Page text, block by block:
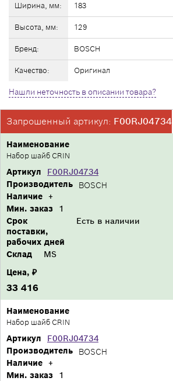
Ширина, мм: 183
Высота, мм: 129
Бренд: BOSCH
Качество: Оригинал
Нашли неточность в описании товара?
Запрошенный артикул: F00RJ04734
Производитель BOSCH
Артикул F00RJ04734
Наименование
Набор шайб CRIN
Наличие +
Мин. заказ
1
Срок
поставки,
рабочих дней
Есть в наличии
Склад
MS
Цена, ₽
33 416
Производитель BOSCH
Артикул F00RJ04734
Наименование
Набор шайб CRIN
Наличие +
Мин. заказ
1